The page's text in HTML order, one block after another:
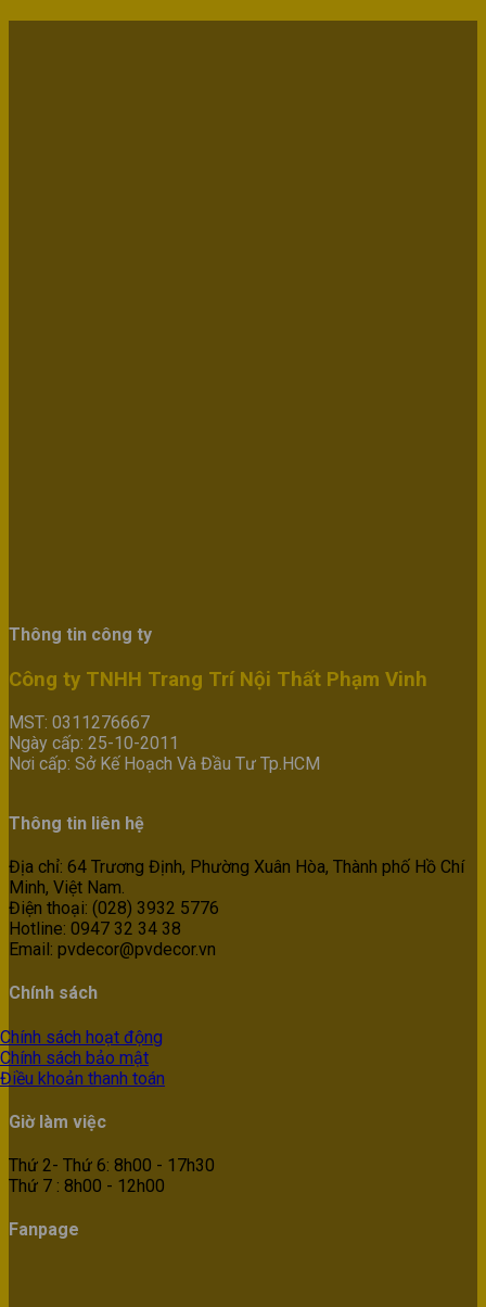
Thông tin công ty
Công ty TNHH Trang Trí Nội Thất Phạm Vinh
MST: 0311276667
Ngày cấp: 25-10-2011
Nơi cấp: Sở Kế Hoạch Và Đầu Tư Tp.HCM
Thông tin liên hệ
Địa chỉ: 64 Trương Định, Phường Xuân Hòa, Thành phố Hồ Chí
Minh, Việt Nam.
Điện thoại: (028) 3932 5776
Hotline: 0947 32 34 38
Email: pvdecor@pvdecor.vn
Chính sách
Chính sách hoạt động
Chính sách bảo mật
Điều khoản thanh toán
Giờ làm việc
Thứ 2- Thứ 6: 8h00 - 17h30
Thứ 7 : 8h00 - 12h00
Fanpage